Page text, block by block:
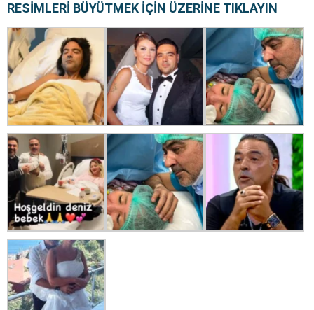
RESİMLERİ BÜYÜTMEK İÇİN ÜZERİNE TIKLAYIN